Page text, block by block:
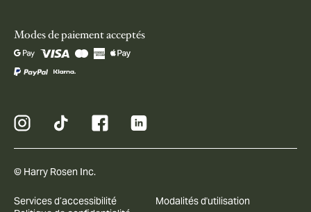
Modes de paiement acceptés
© Harry Rosen Inc.
Services d’accessibilité
Modalités d'utilisation